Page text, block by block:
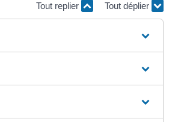
Tout replier Tout déplier